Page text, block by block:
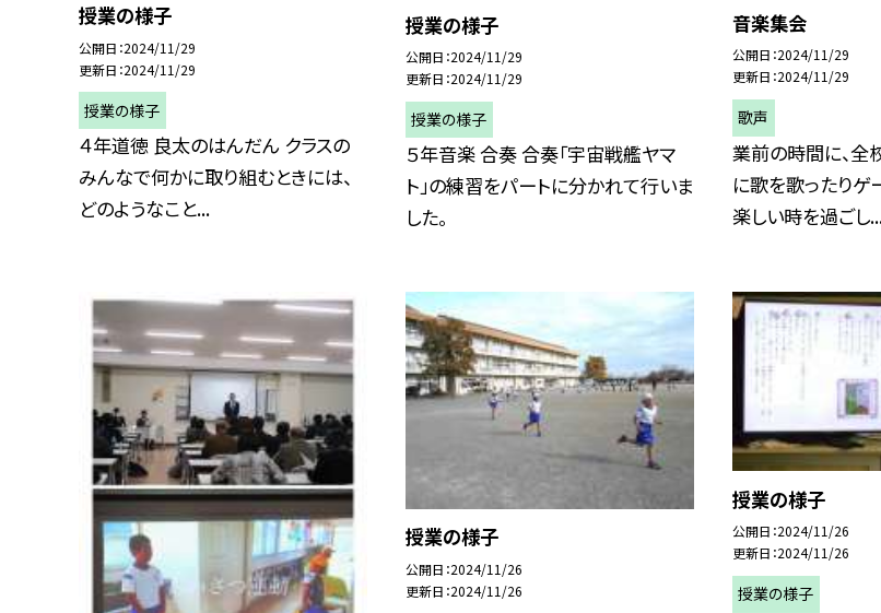
授業の様子
公開日 2024/11/29
更新日 2024/11/29
授業の様子
４年道徳 良太のはんだん クラスの
みんなで何かに取り組むときには、
どのようなこと...
授業の様子
公開日 2024/11/29
更新日 2024/11/29
授業の様子
５年音楽 合奏 合奏「宇宙戦艦ヤマ
ト」の練習をパートに分かれて行いま
した。
音楽集会
公開日 2024/11/29
更新日 2024/11/29
歌声
業前の時間に、
に歌を歌ったりゲ
楽しい時を過ごし
授業の様子
公開日 2024/11/26
更新日 2024/11/26
授業の様子
公開日 2024/11/26
更新日 2024/11/26
授業の様子